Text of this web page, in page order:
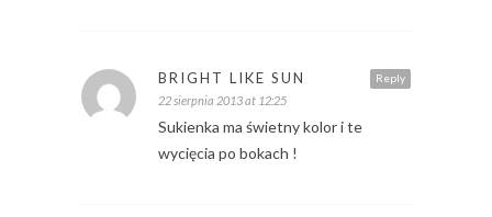
Reply
BRIGHT LIKE SUN
22 sierpnia 2013 at 12:25
Sukienka ma świetny kolor i te
wycięcia po bokach !